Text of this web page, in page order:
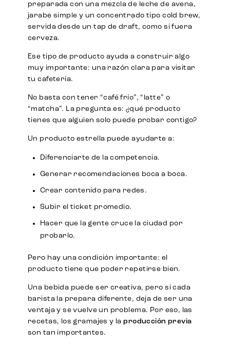
preparada con una mezcla de leche de avena,
jarabe simple y un concentrado tipo cold brew,
servida desde un tap de draft, como si fuera
cerveza.
Ese tipo de producto ayuda a construir algo
muy importante: una razón clara para visitar
tu cafetería.
No basta con tener “café frío”, “latte” o
“matcha”. La pregunta es: ¿qué producto
tienes que alguien solo puede probar contigo?
Un producto estrella puede ayudarte a:
Diferenciarte de la competencia.
Generar recomendaciones boca a boca.
Crear contenido para redes.
Subir el ticket promedio.
Hacer que la gente cruce la ciudad por
probarlo.
Pero hay una condición importante: el
producto tiene que poder repetirse bien.
Una bebida puede ser creativa, pero si cada
barista la prepara diferente, deja de ser una
ventaja y se vuelve un problema. Por eso, las
recetas, los gramajes y laproducción previa
son tan importantes.